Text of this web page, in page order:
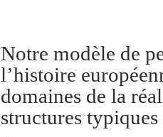
Notre modèle de
l’histoire
domaines de la
structures